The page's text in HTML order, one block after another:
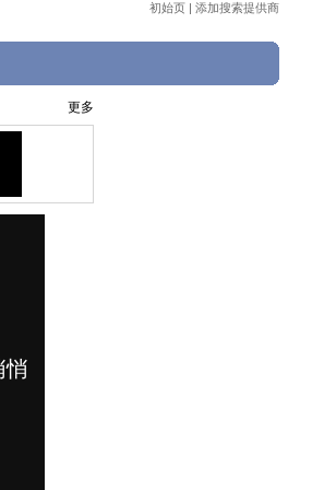
初始页 | 添加搜索提供商
更多